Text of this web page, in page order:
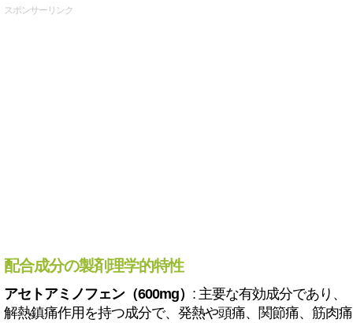
スポンサーリンク
配合成分の製剤理学的特性
アセトアミノフェン（600mg） : 主要な有効成分であり、
解熱鎮痛作用を持つ成分で、発熱や頭痛、関節痛、筋肉痛